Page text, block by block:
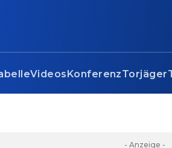
VideosKonferenzTorjäger
- Anzeige -